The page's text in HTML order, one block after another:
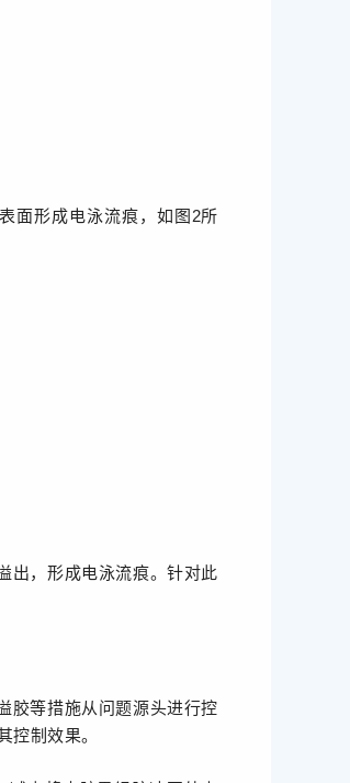
面形成电泳流痕，如图2所
出，形成电泳流痕。针对此
胶等措施从问题源头进行控
制效果。